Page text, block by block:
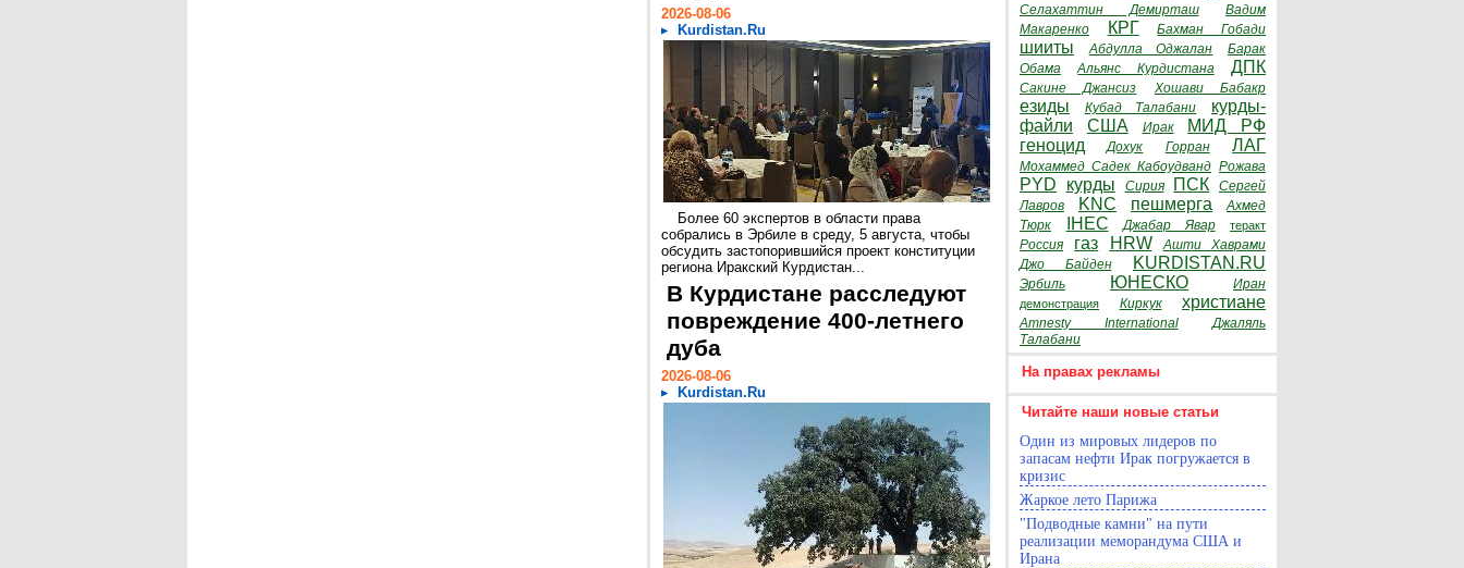
2026-08-06
Kurdistan.Ru
Более 60 экспертов в области права
собрались в Эрбиле в среду, 5 августа, чтобы
обсудить застопорившийся проект конституции
региона Иракский Курдистан...
В Курдистане расследуют
повреждение 400-летнего
дуба
2026-08-06
Kurdistan.Ru
Селахаттин Демирташ
Вадим
Макаренко
КРГ Бахман Гобади
шииты Абдулла Оджалан
Барак
Обама
Альянс Курдистана ДПК
Сакине Джансиз Хошави Бабакр
езиды Кубад Талабани
курды-
файли
США Ирак
МИД РФ
геноцид
Дохук Горран ЛАГ
Мохаммед Садек Кабоудванд Рожава
PYD курды Сирия ПСК
Сергей
Лавров
KNC пешмерга
Ахмед
Тюрк
IHEC Джабар Явар теракт
Россия газ HRW
Ашти Хаврами
Джо Байден
KURDISTAN.RU
Эрбиль ЮНЕСКО Иран
демонстрация Киркук христиане
Amnesty International
Джаляль
Талабани
На правах рекламы
Читайте наши новые статьи
Один из мировых лидеров по
запасам нефти Ирак погружается в
кризис
Жаркое лето Парижа
"Подводные камни" на пути
реализации меморандума США и
Ирана